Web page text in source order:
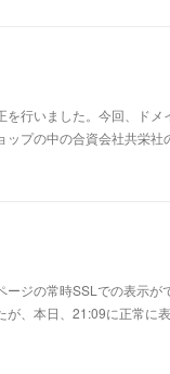
行いました。今回、ド
プの中の合資会社共栄
ジの常時SSLでの表示
、本日、21:09に正常に